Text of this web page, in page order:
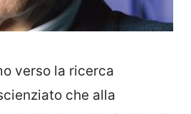
verso la ricerca
che alla